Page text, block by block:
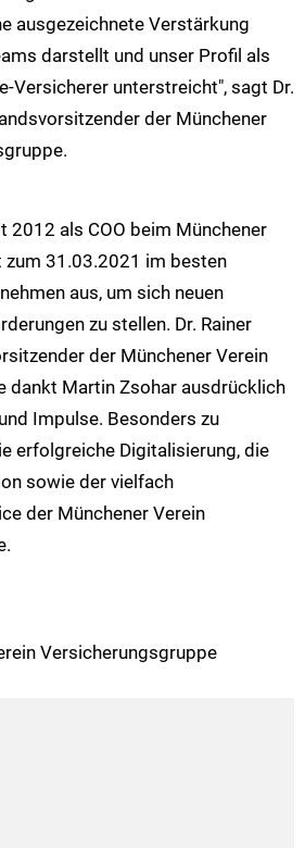
ausgezeichnete Verstärkung
darstellt und unser Profil als
Versicherer unterstreicht", sagt Dr.
der Münchener
2012 als COO beim Münchener
zum 31.03.2021 im besten
aus, um sich neuen
zu stellen. Dr. Rainer
der Münchener Verein
dankt Martin Zsohar ausdrücklich
Impulse. Besonders zu
erfolgreiche Digitalisierung, die
sowie der vielfach
der Münchener Verein
Versicherungsgruppe